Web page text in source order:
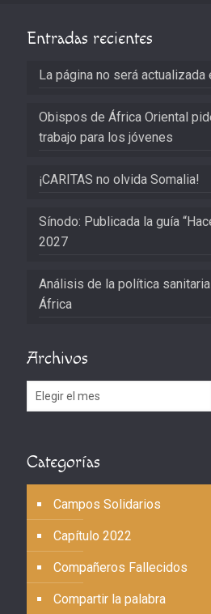
Entradas recientes
La página no será actualizada
Obispos de África Oriental
trabajo para los jóvenes
¡CARITAS no olvida Somalia!
Sínodo: Publicada la guía
2027
Análisis de la política
África
Archivos
Archivos
Categorías
Campos Solidarios
Capítulo 2022
Compañeros Fallecidos
Compartir la palabra